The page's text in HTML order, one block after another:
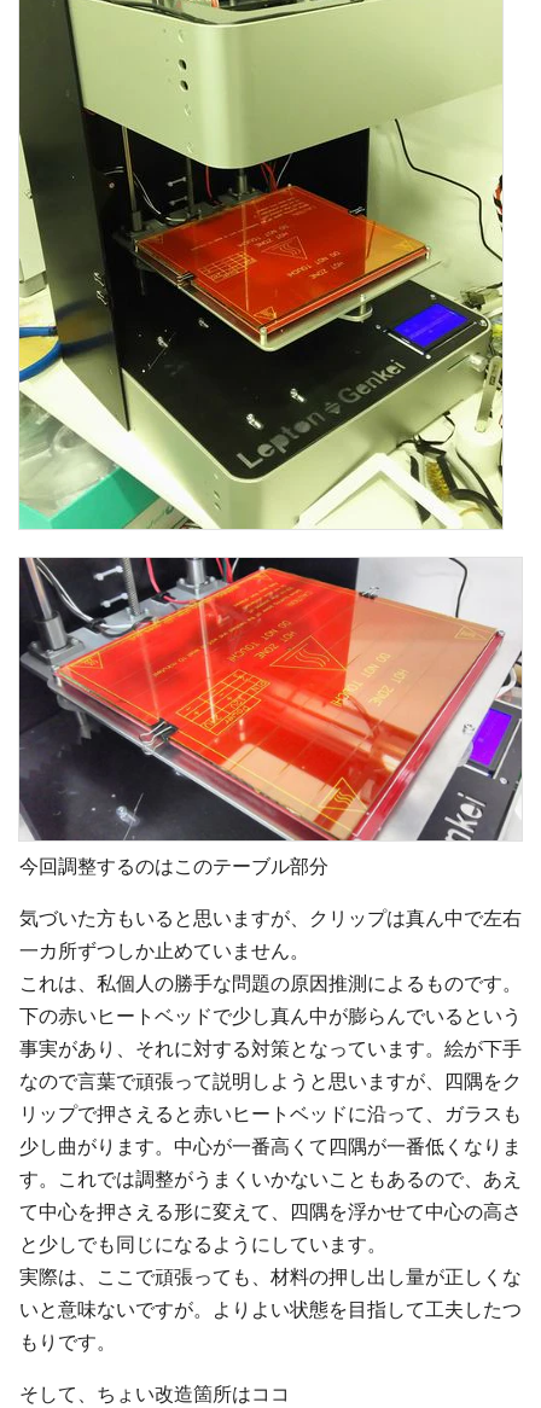
今回調整するのはこのテーブル部分
気づいた方もいると思いますが、クリップは真ん中で左右
一カ所ずつしか止めていません。
これは、私個人の勝手な問題の原因推測によるものです。
下の赤いヒートベッドで少し真ん中が膨らんでいるという
事実があり、それに対する対策となっています。絵が下手
なので言葉で頑張って説明しようと思いますが、四隅をク
リップで押さえると赤いヒートベッドに沿って、ガラスも
少し曲がります。中心が一番高くて四隅が一番低くなりま
す。これでは調整がうまくいかないこともあるので、あえ
て中心を押さえる形に変えて、四隅を浮かせて中心の高さ
と少しでも同じになるようにしています。
実際は、ここで頑張っても、材料の押し出し量が正しくな
いと意味ないですが。よりよい状態を目指して工夫したつ
もりです。
そして、ちょい改造箇所はココ